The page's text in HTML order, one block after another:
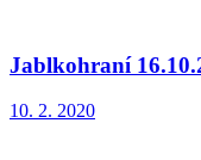
Jablkohraní
10. 2. 2020